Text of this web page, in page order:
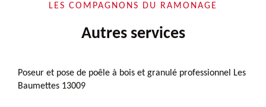
LES COMPAGNONS DU RAMONAGE
Autres services
Poseur et pose de poêle à bois et granulé professionnel Les
Baumettes 13009